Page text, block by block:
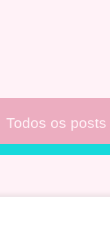
Todos os posts